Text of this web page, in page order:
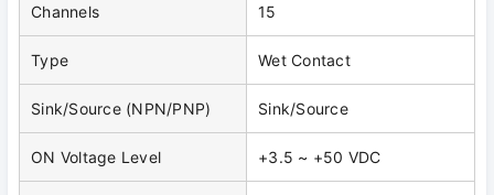
Channels 15
Type Wet Contact
Sink/Source (NPN/PNP) Sink/Source
ON Voltage Level +3.5 ~ +50 VDC